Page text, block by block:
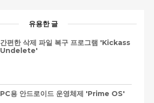
유용한 글
간편한 삭제 파일 복구 프로그램 'Kickass
Undelete'
PC용 안드로이드 운영체제 'Prime OS'